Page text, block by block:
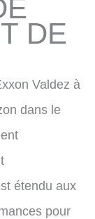
DE
Valdez à
dans le
étendu aux
pour